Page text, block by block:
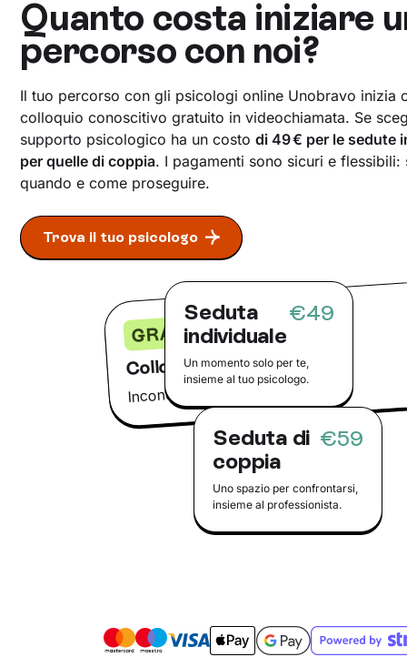
Colloquio conoscitivo
GRATIS
Incontra il tuo psicologo online
Quanto costa iniziare
percorso con noi?
Il tuo percorso con gli psicologi online Unobravo inizia
colloquio conoscitivo gratuito in videochiamata. Se
supporto psicologico ha un costodi 49 € per le sedute
per quelle di coppia. I pagamenti sono sicuri e flessibili:
quando e come proseguire.
Trova il tuo psicologo
Seduta
individuale
€49
Un momento solo per te,
insieme al tuo psicologo.
Seduta di
coppia
€59
Uno spazio per confrontarsi,
insieme al professionista.